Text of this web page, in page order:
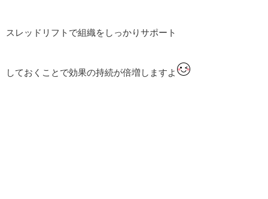
スレッドリフトで組織をしっかりサポート
しておくことで効果の持続が倍増しますよ